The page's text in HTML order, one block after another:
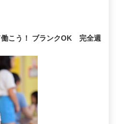
こう！ ブランクOK 完全週